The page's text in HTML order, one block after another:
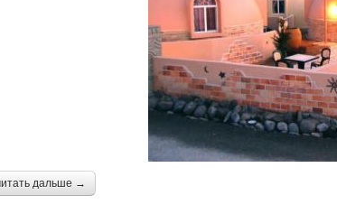
дальше →